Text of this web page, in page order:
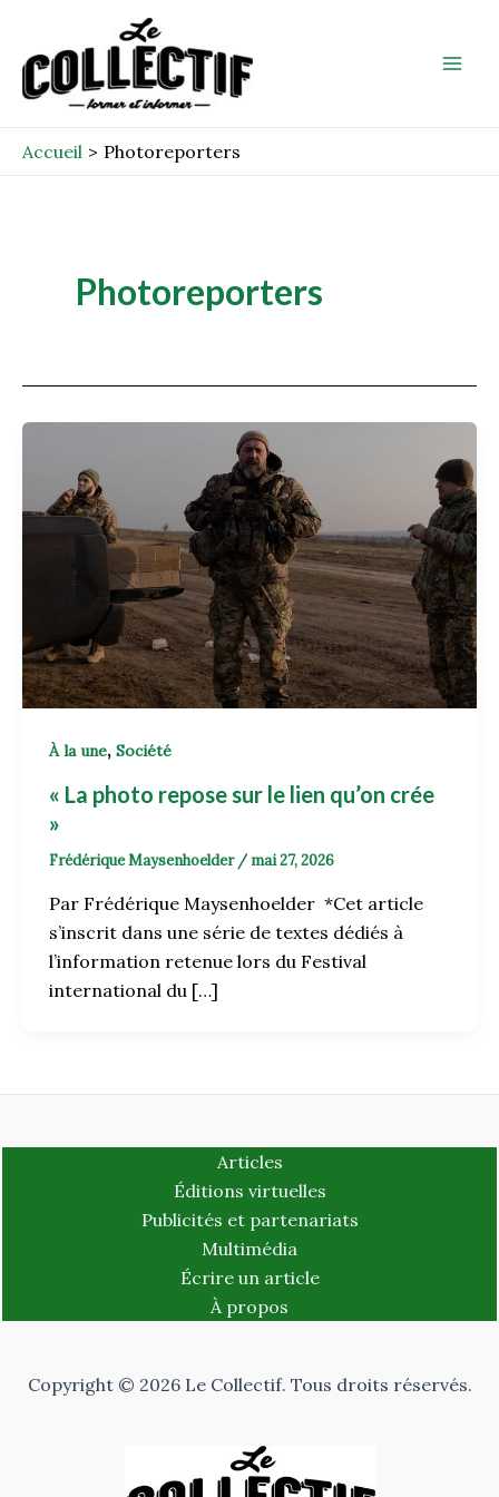
contenu
Accueil Photoreporters
Photoreporters
À la une, Société
« La photo repose sur le lien qu’on crée
»
Frédérique Maysenhoelder / mai 27, 2026
Par Frédérique Maysenhoelder *Cet article
s’inscrit dans une série de textes dédiés à
l’information retenue lors du Festival
international du […]
Articles
Éditions virtuelles
Publicités et partenariats
Multimédia
Écrire un article
À propos
Copyright © 2026 Le Collectif. Tous droits réservés.